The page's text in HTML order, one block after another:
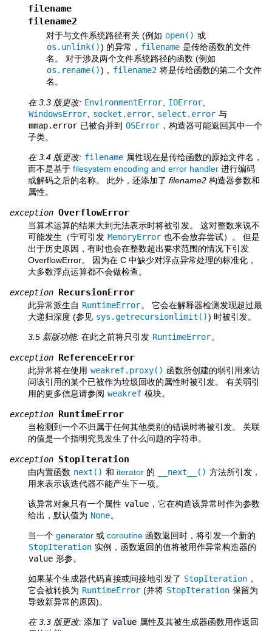
filename
filename2
对于与文件系统路径有关 (例如 open() 或
os.unlink()) 的异常， filename 是传给函数的文件
名。 对于涉及两个文件系统路径的函数 (例如
os.rename())， filename2 将是传给函数的第二个文件
名。
在 3.3 版更改: EnvironmentError IOError
WindowsError
socket.error select.error 与
mmap.error 已被合并到 OSError ，构造器可能返回其中一个
子类。
在 3.4 版更改: filename 属性现在是传给函数的原始文件名，
而不是基于 filesystem encoding and error handler 进行编码
或解码之后的名称。 此外，还添加了 filename2 构造器参数和
属性。
exception OverflowError
当算术运算的结果大到无法表示时将被引发。 这对整数来说不
可能发生（宁可引发 MemoryError 也不会放弃尝试）。 但是
出于历史原因，有时也会在整数超出要求范围的情况下引发
OverflowError。 因为在 C 中缺少对浮点异常处理的标准化，
大多数浮点运算都不会做检查。
exception RecursionError
此异常派生自 RuntimeError。 它会在解释器检测发现超过最
大递归深度 (参见 sys.getrecursionlimit()) 时被引发。
3.5 新版功能: 在此之前将只引发 RuntimeError。
exception ReferenceError
此异常将在使用 weakref.proxy() 函数所创建的弱引用来访
问该引用的某个已被作为垃圾回收的属性时被引发。 有关弱引
用的更多信息请参阅 weakref 模块。
exception RuntimeError
当检测到一个不归属于任何其他类别的错误时将被引发。 关联
的值是一个指明究竟发生了什么问题的字符串。
exception StopIteration
由内置函数 next() 和 iterator 的 __next__() 方法所引发，
用来表示该迭代器不能产生下一项。
该异常对象只有一个属性 value ，它在构造该异常时作为参数
给出，默认值为 None。
当一个 generator 或 coroutine 函数返回时，将引发一个新的
StopIteration 实例，函数返回的值将被用作异常构造器的
value 形参。
如果某个生成器代码直接或间接地引发了 StopIteration ，
它会被转换为 RuntimeError (并将 StopIteration 保留为
导致新异常的原因)。
在 3.3 版更改: 添加了 value 属性及其被生成器函数用作返回